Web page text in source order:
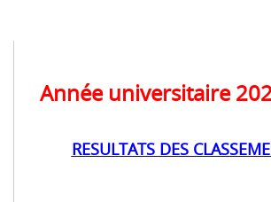
Année universitaire
RESULTATS DES